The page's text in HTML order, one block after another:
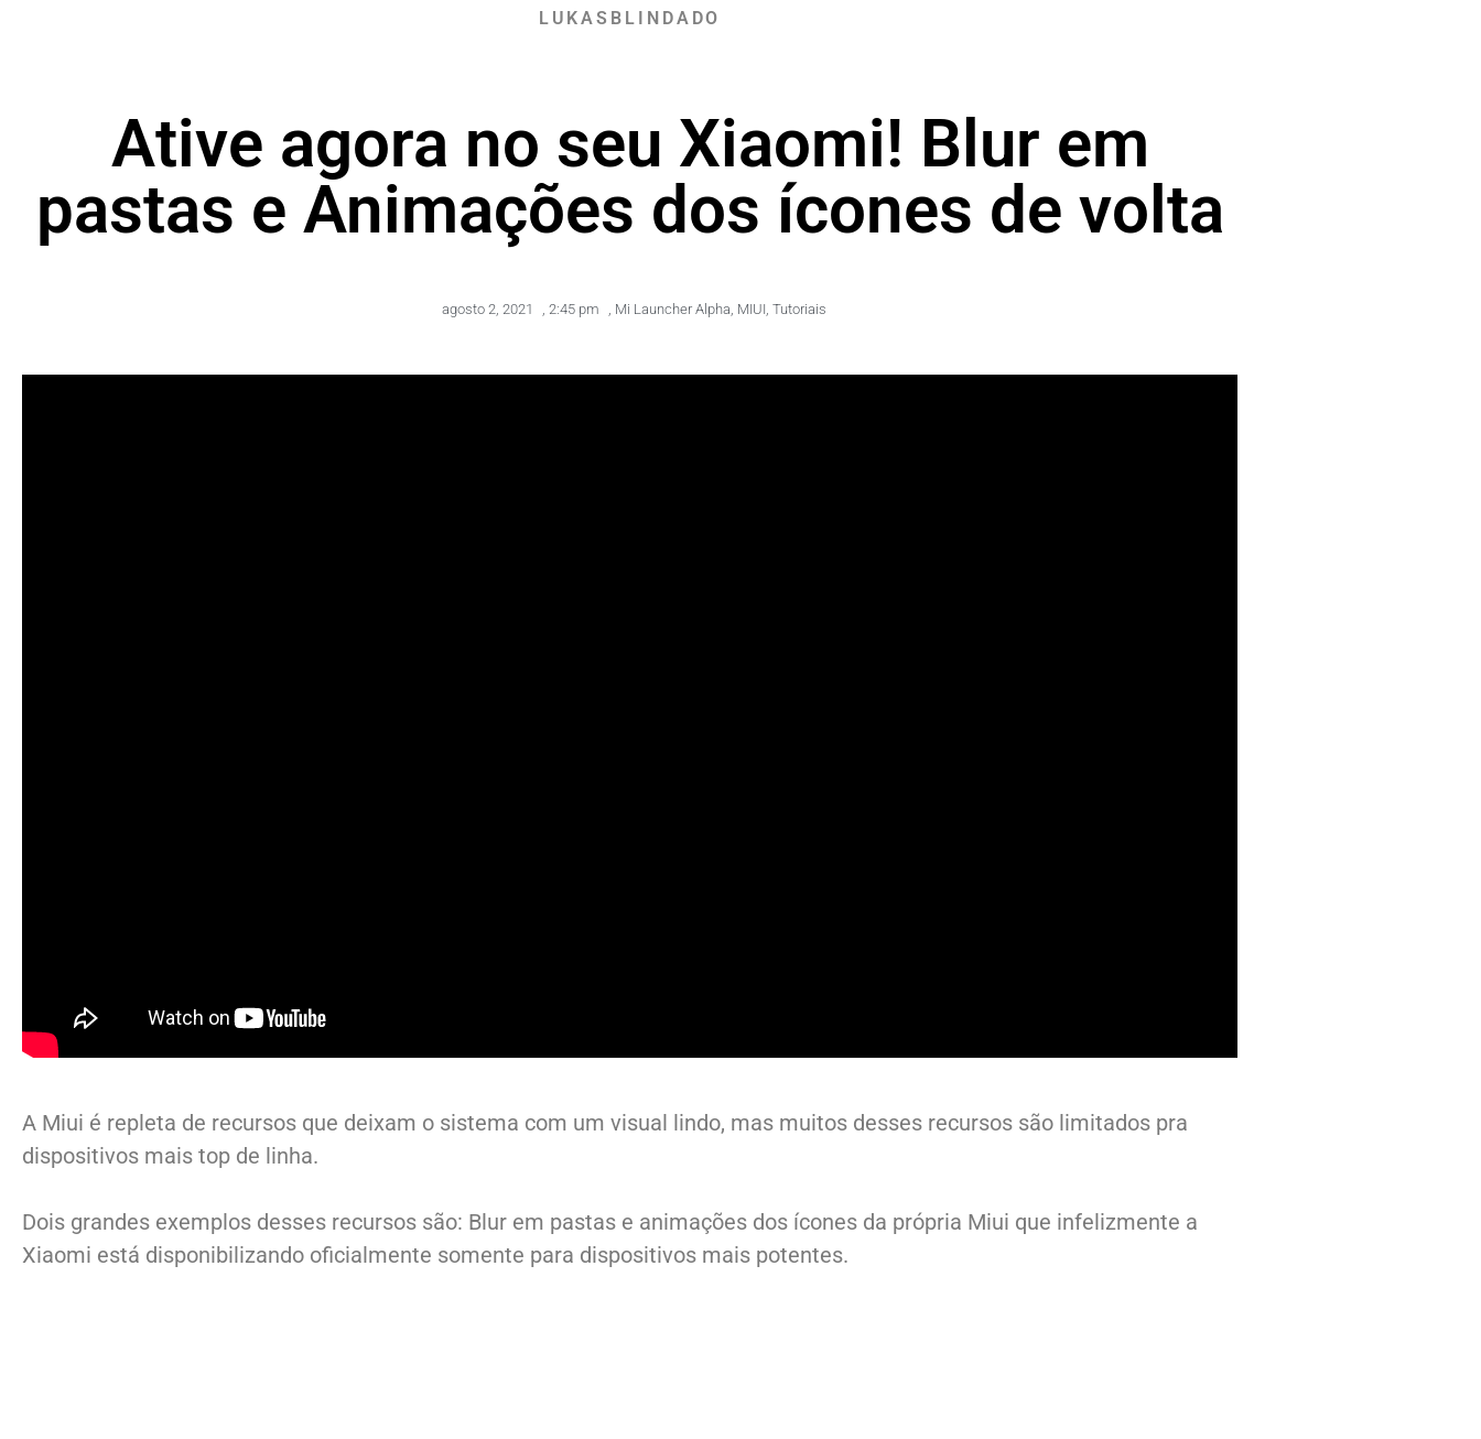
LUKASBLINDADO
Ative agora no seu Xiaomi! Blur em
pastas e Animações dos ícones de volta
agosto 2, 2021 2:45 pm Mi Launcher Alpha MIUI Tutoriais
A Miui é repleta de recursos que deixam o sistema com um visual lindo, mas muitos desses recursos são limitados pra
dispositivos mais top de linha.
Dois grandes exemplos desses recursos são: Blur em pastas e animações dos ícones da própria Miui que infelizmente a
Xiaomi está disponibilizando oficialmente somente para dispositivos mais potentes.